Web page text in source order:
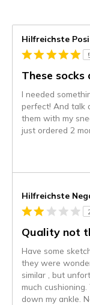
Hilfreichste
These socks
I needed
perfect! And talk
them with my
just ordered 2
Hilfreichste
Quality not
Have some
they were
similar , but
much
down my ankle.